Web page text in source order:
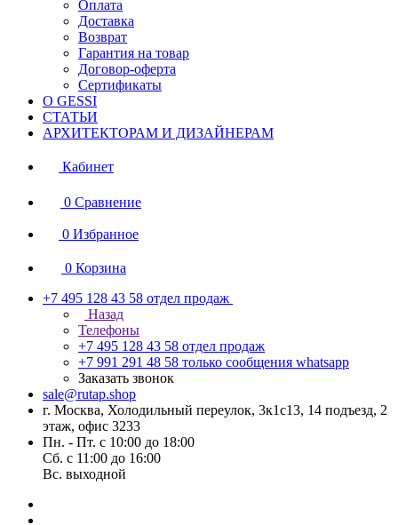
Оплата
Доставка
Возврат
Гарантия на товар
Договор-оферта
Сертификаты
О GESSI
СТАТЬИ
АРХИТЕКТОРАМ И ДИЗАЙНЕРАМ
Кабинет
0 Сравнение
0 Избранное
0 Корзина
+7 495 128 43 58 отдел продаж
Назад
Телефоны
+7 495 128 43 58 отдел продаж
+7 991 291 48 58 только сообщения whatsapp
Заказать звонок
sale@rutap.shop
г. Москва, Холодильный переулок, 3к1с13, 14 подъезд, 2
этаж, офис 3233
Пн. - Пт. с 10:00 до 18:00
Сб. с 11:00 до 16:00
Вс. выходной